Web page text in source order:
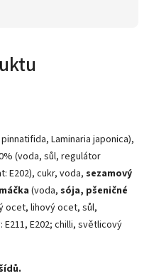
Laminaria japonica),
(voda, sůl, regulátor
E202), cukr, voda, sezamový
(voda, sója, pšeničné
ocet, lihový ocet, sůl,
E202; chilli, světlicový